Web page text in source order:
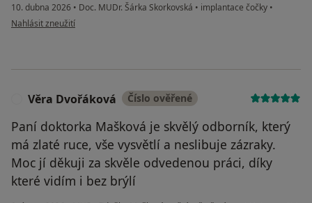
10. dubna 2026 • Doc. MUDr. Šárka Skorkovská • implantace čočky •
podle názoru uživatele Mgr. Michal Parkán
Nahlásit zneužití
Věra Dvořáková Číslo ověřené
Paní doktorka Mašková je skvělý odborník, který
má zlaté ruce, vše vysvětlí a neslibuje zázraky.
Moc jí děkuji za skvěle odvedenou práci, díky
které vidím i bez brýlí